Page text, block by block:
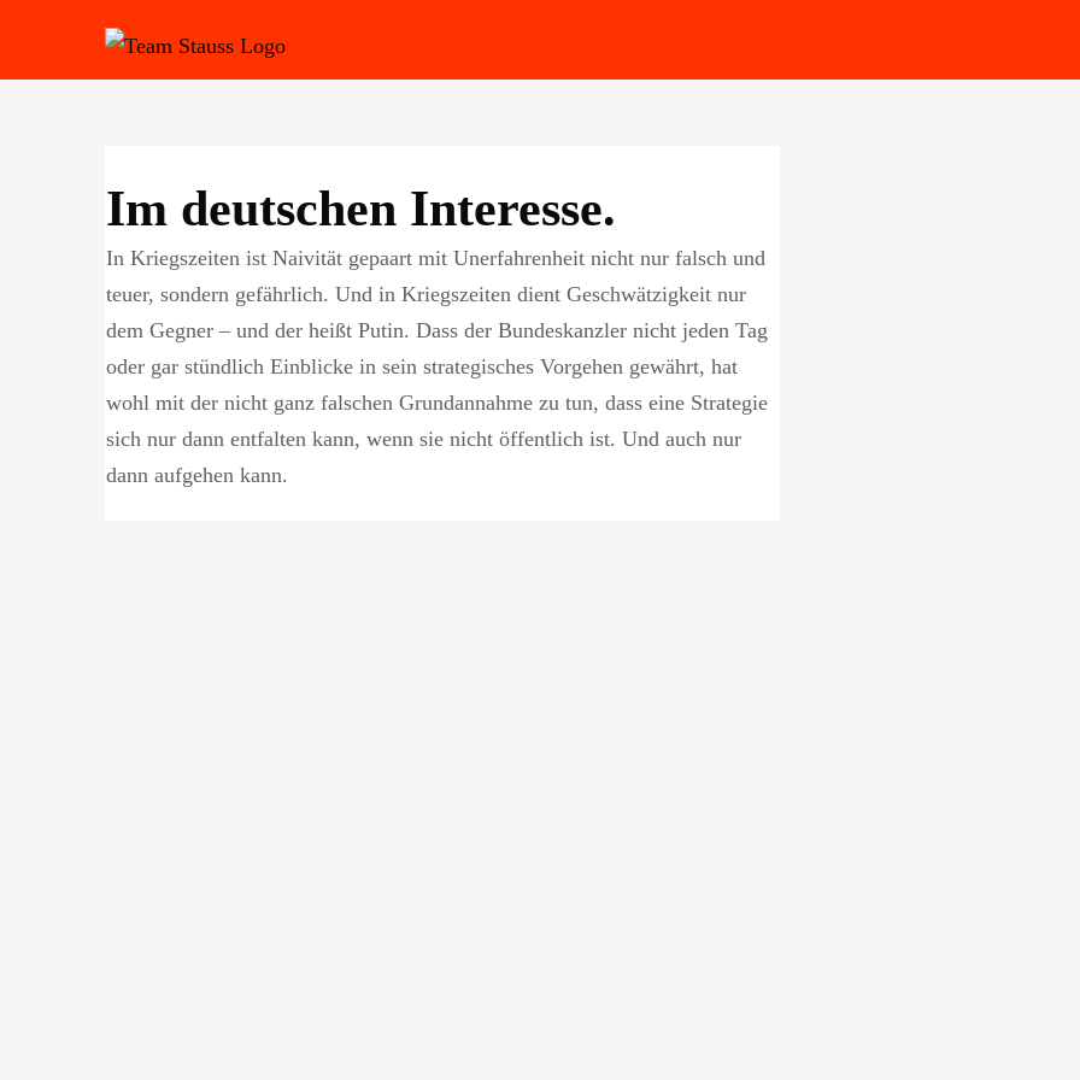
Im deutschen Interesse.
In Kriegszeiten ist Naivität gepaart mit Unerfahrenheit nicht nur falsch und
teuer, sondern gefährlich. Und in Kriegszeiten dient Geschwätzigkeit nur
dem Gegner – und der heißt Putin. Dass der Bundeskanzler nicht jeden Tag
oder gar stündlich Einblicke in sein strategisches Vorgehen gewährt, hat
wohl mit der nicht ganz falschen Grundannahme zu tun, dass eine Strategie
sich nur dann entfalten kann, wenn sie nicht öffentlich ist. Und auch nur
dann aufgehen kann.